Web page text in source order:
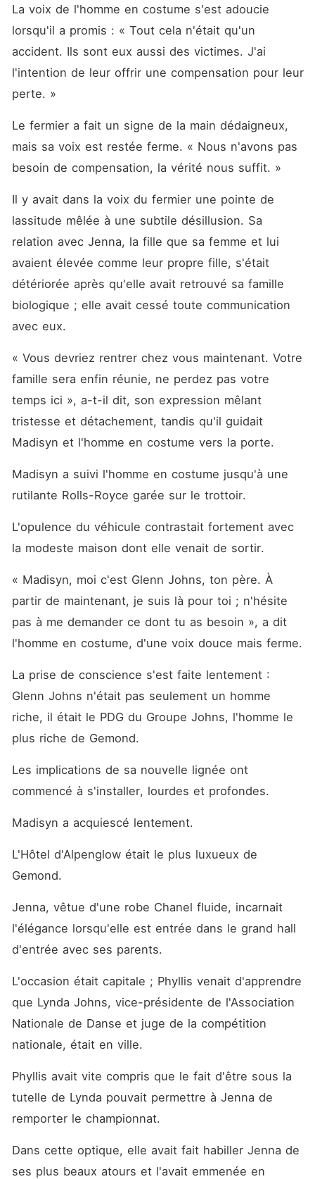
La voix de l'homme en costume s'est adoucie
lorsqu'il a promis : « Tout cela n'était qu'un
accident. Ils sont eux aussi des victimes. J'ai
l'intention de leur offrir une compensation pour leur
perte. »
Le fermier a fait un signe de la main dédaigneux,
mais sa voix est restée ferme. « Nous n'avons pas
besoin de compensation, la vérité nous suffit. »
Il y avait dans la voix du fermier une pointe de
lassitude mêlée à une subtile désillusion. Sa
relation avec Jenna, la fille que sa femme et lui
avaient élevée comme leur propre fille, s'était
détériorée après qu'elle avait retrouvé sa famille
biologique ; elle avait cessé toute communication
avec eux.
« Vous devriez rentrer chez vous maintenant. Votre
famille sera enfin réunie, ne perdez pas votre
temps ici », a-t-il dit, son expression mêlant
tristesse et détachement, tandis qu'il guidait
Madisyn et l'homme en costume vers la porte.
Madisyn a suivi l'homme en costume jusqu'à une
rutilante Rolls-Royce garée sur le trottoir.
L'opulence du véhicule contrastait fortement avec
la modeste maison dont elle venait de sortir.
« Madisyn, moi c'est Glenn Johns, ton père. À
partir de maintenant, je suis là pour toi ; n'hésite
pas à me demander ce dont tu as besoin », a dit
La prise de conscience s'est faite lentement :
Glenn Johns n'était pas seulement un homme
riche, il était le PDG du Groupe Johns, l'homme le
plus riche de Gemond.
Les implications de sa nouvelle lignée ont
commencé à s'installer, lourdes et profondes.
Madisyn a acquiescé lentement.
L'Hôtel d'Alpenglow était le plus luxueux de
Gemond.
Jenna, vêtue d'une robe Chanel fluide, incarnait
l'élégance lorsqu'elle est entrée dans le grand hall
d'entrée avec ses parents.
L'occasion était capitale ; Phyllis venait d'apprendre
que Lynda Johns, vice-présidente de l'Association
Nationale de Danse et juge de la compétition
nationale, était en ville.
Phyllis avait vite compris que le fait d'être sous la
tutelle de Lynda pouvait permettre à Jenna de
remporter le championnat.
Dans cette optique, elle avait fait habiller Jenna de
ses plus beaux atours et l'avait emmenée en